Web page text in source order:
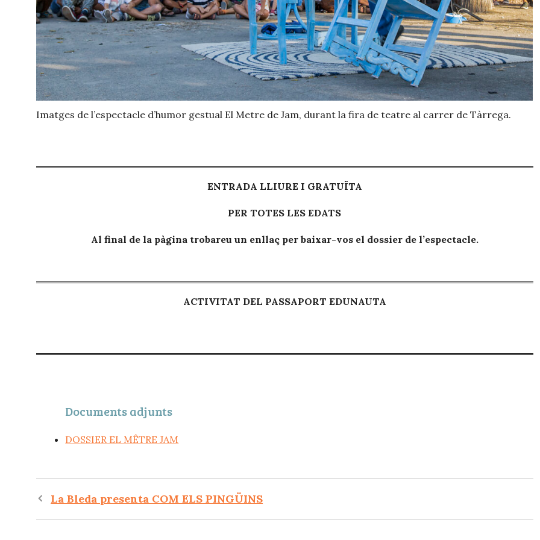
Imatges de l’espectacle d’humor gestual El Metre de Jam, durant la fira de teatre al carrer de Tàrrega.
ENTRADA LLIURE I GRATUÏTA
PER TOTES LES EDATS
Al final de la pàgina trobareu un enllaç per baixar-vos el dossier de l’espectacle.
ACTIVITAT DEL PASSAPORT EDUNAUTA
Documents adjunts
DOSSIER EL MÊTRE JAM
Navegació
La Bleda presenta COM ELS PINGÜINS